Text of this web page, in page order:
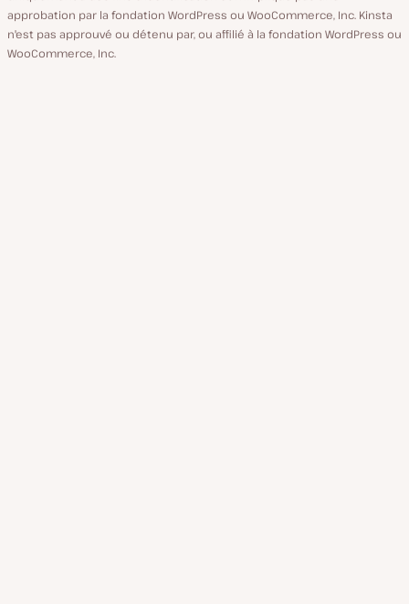
approbation par la fondation WordPress ou WooCommerce, Inc. Kinsta
n'est pas approuvé ou détenu par, ou affilié à la fondation WordPress ou
WooCommerce, Inc.